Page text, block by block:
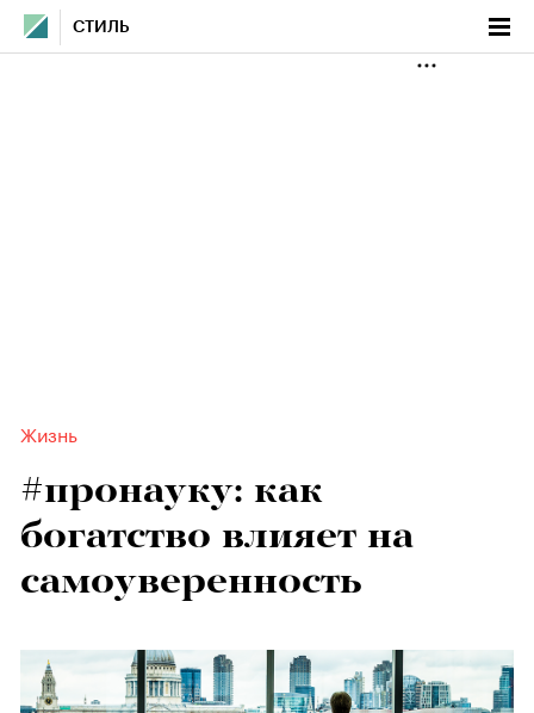
СТИЛЬ
Жизнь
#пронауку: как
богатство влияет на
самоуверенность